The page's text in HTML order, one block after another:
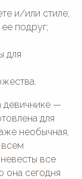
и/или стиле;
подруг;
для
девичнике —
для
необычная,
всем
все
она сегодня